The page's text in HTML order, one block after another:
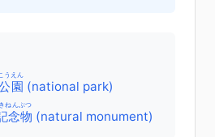
園
うえん
(national park)
念物
ねんぶつ
(natural monument)